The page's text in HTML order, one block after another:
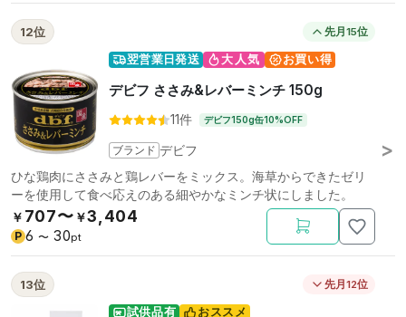
12位 先月15位
翌営業日発送 大人気 お買い得
デビフ ささみ&レバーミンチ 150g
11件 デビフ150g缶10%OFF
ブランド デビフ
ひな鶏肉にささみと鶏レバーをミックス。海草からできたゼリ
ーを使用して食べ応えのある細やかなミンチ状にしました。
￥ 707〜 ￥3,404
P 6 〜 30pt
13位 先月12位
試供品有 おススメ